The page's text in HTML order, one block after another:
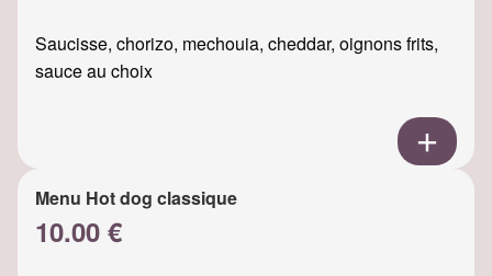
Saucisse, chorizo, mechouia, cheddar, oignons frits,
sauce au choix
Menu Hot dog classique
10.00 €